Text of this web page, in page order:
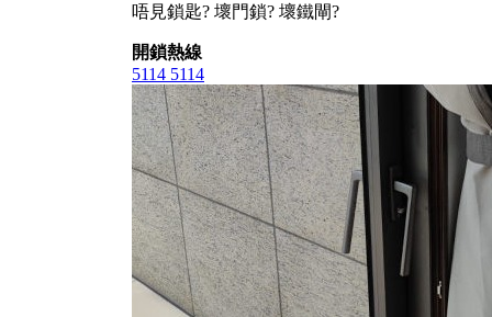
唔見鎖匙? 壞門鎖? 壞鐵閘?
開鎖熱線
5114 5114